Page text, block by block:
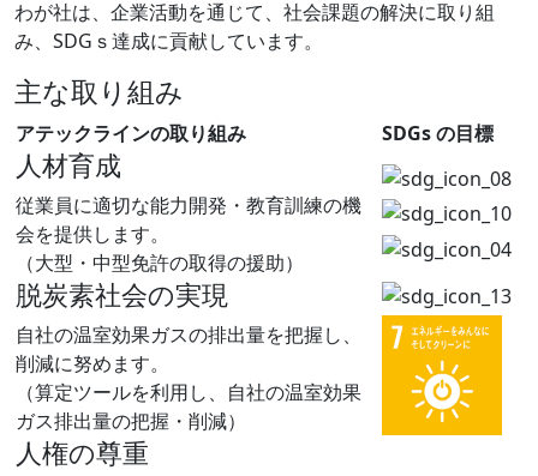
わが社は、企業活動を通じて、社会課題の解決に取り組
み、SDGｓ達成に貢献しています。
主な取り組み
アテックラインの取り組み SDGs の目標
人材育成
従業員に適切な能力開発・教育訓練の機
会を提供します。
（大型・中型免許の取得の援助）
脱炭素社会の実現
自社の温室効果ガスの排出量を把握し、
削減に努めます。
（算定ツールを利用し、自社の温室効果
ガス排出量の把握・削減）
人権の尊重